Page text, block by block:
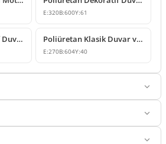
E:320B:600Y:61
Poliüretan Dekoratif Duvar ve Kapı Üstü Süsleme Modeli Poliüretan Klasik Duvar ve Kapı Üstü Süsleme Çeşitleri
E:270B:604Y:40